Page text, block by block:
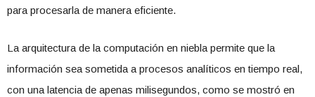
para procesarla de manera eficiente.
La arquitectura de la computación en niebla permite que la
información sea sometida a procesos analíticos en tiempo real,
con una latencia de apenas milisegundos, como se mostró en